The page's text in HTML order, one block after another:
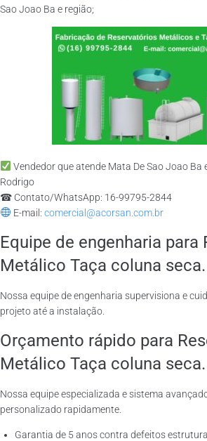
Sao Joao Ba e região;
Vendedor que atende Mata De Sao Joao Ba
Rodrigo
☎ Contato/WhatsApp: 16-99795-2844
E-mail: comercial@acorsan.com.br
Equipe de engenharia para
Metálico Taça coluna seca.
Nossa equipe de engenharia supervisiona e
projeto até a instalação.
Orçamento rápido para
Metálico Taça coluna seca.
Nossa equipe especializada e sistema
personalizado rapidamente.
Garantia de 5 anos contra defeitos